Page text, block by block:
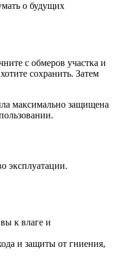
о будущих
с обмеров участка и
сохранить. Затем
максимально защищена
эксплуатации.
к влаге и
и защиты от гниения,